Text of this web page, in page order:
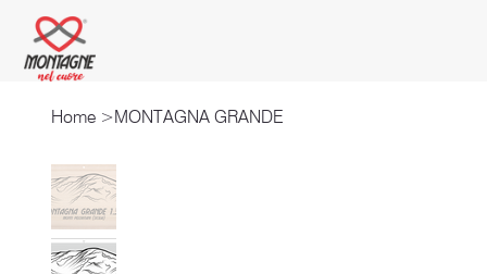
Home >MONTAGNA GRANDE